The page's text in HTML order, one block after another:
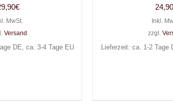
€
MwSt.
Versand
DE, ca. 3-4 Tage EU
24,90
Inkl.
zzgl.
Lieferzeit: ca. 1-2 Tage